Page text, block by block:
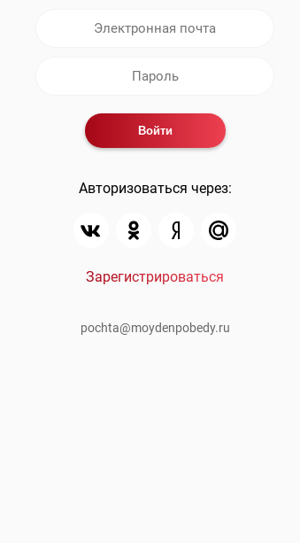
Авторизоваться через:
Зарегистрироваться
pochta@moydenpobedy.ru